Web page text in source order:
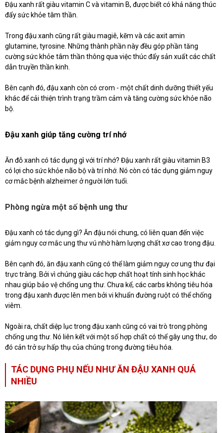
Đậu xanh rất giàu vitamin C và vitamin B, được biết có khả năng thúc
đẩy sức khỏe tâm thần.
Trong đậu xanh cũng rất giàu magiê, kẽm và các axit amin
glutamine, tyrosine. Những thành phần này đều góp phần tăng
cường sức khỏe tâm thần thông qua việc thúc đẩy sản xuất các chất
dẫn truyền thần kinh.
Bên cạnh đó, đậu xanh còn có crom - một chất dinh dưỡng thiết yếu
khác để cải thiện trình trạng trầm cảm và tăng cường sức khỏe não
bộ.
Đậu xanh giúp tăng cường trí nhớ
Ăn đỗ xanh có tác dụng gì với trí nhớ? Đậu xanh rất giàu vitamin B3
có lợi cho sức khỏe não bộ và trí nhớ. Nó còn có tác dụng giảm nguy
cơ mắc bệnh alzheimer ở người lớn tuổi.
Phòng ngừa một số bệnh ung thư
Đậu xanh có tác dụng gì? Ăn đậu nói chung, có liên quan đến việc
giảm nguy cơ mắc ung thư vú nhờ hàm lượng chất xơ cao trong đậu.
Bên cạnh đó, ăn đậu xanh cũng có thể làm giảm nguy cơ ung thư đại
trực tràng. Bởi vì chúng giàu các hợp chất hoạt tính sinh học khác
nhau giúp bảo vệ chống ung thư. Chưa kể, các carbs không tiêu hóa
trong đậu xanh được lên men bởi vi khuẩn đường ruột có thể chống
viêm.
Ngoài ra, chất diệp lục trong đậu xanh cũng có vai trò trong phòng
chống ung thư. Nó liên kết với một số hợp chất có thể gây ung thư, do
đó cản trở sự hấp thụ của chúng trong đường tiêu hóa.
TÁC DỤNG PHỤ NẾU NHƯ ĂN ĐẬU XANH QUÁ
NHIỀU